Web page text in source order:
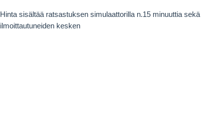
Hinta sisältää ratsastuksen simulaattorilla n.15 minuuttia
ilmoittautuneiden kesken